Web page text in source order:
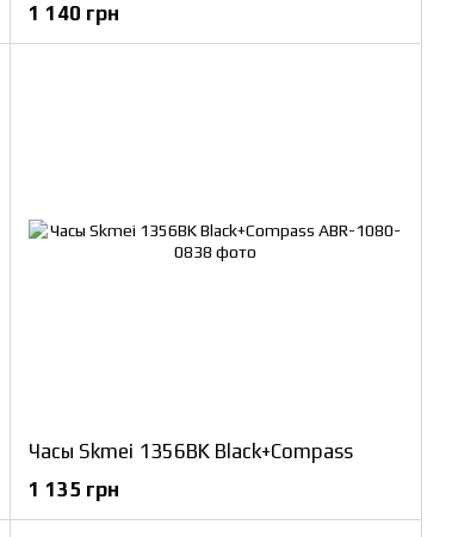
1 140 грн
Часы Skmei 1356BK Black+Compass
1 135 грн